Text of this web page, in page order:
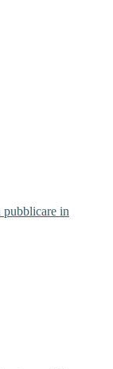
pubblicare in